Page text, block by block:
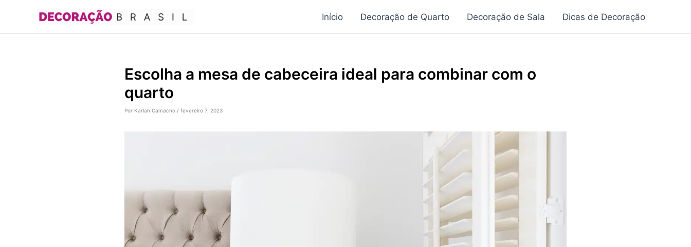
o
Início Decoração de Quarto Decoração de Sala Dicas de Decoração
Escolha a mesa de cabeceira ideal para combinar com o
quarto
Por Karlah Camacho / fevereiro 7, 2023